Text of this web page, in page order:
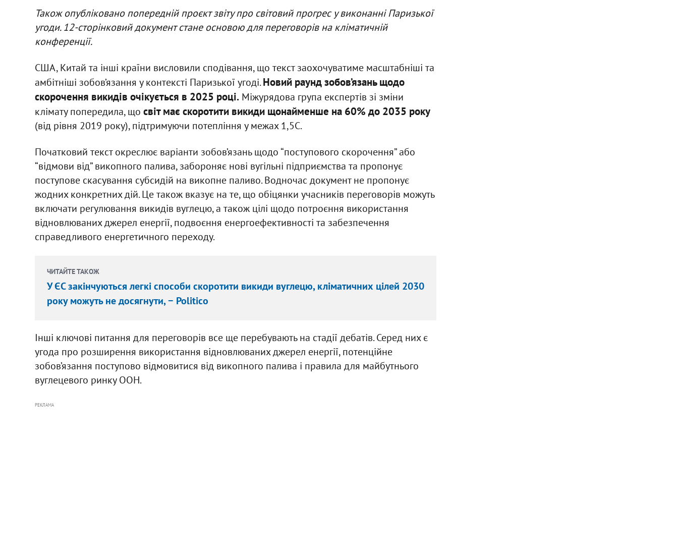
Також опубліковано попередній проєкт звіту про світовий прогрес у виконанні Паризької
угоди. 12-сторінковий документ стане основою для переговорів на кліматичній
конференції.
США, Китай та інші країни висловили сподівання, що текст заохочуватиме масштабніші та
амбітніші зобов’язання у контексті Паризької угоді.Новий раунд зобов’язань щодо
скорочення викидів очікується в 2025 році.Міжурядова група експертів зі зміни
клімату попередила, що світ має скоротити викиди щонайменше на 60% до 2035 року
(від рівня 2019 року), підтримуючи потепління у межах 1,5C.
Початковий текст окреслює варіанти зобов’язань щодо “поступового скорочення” або
“відмови від” викопного палива, забороняє нові вугільні підприємства та пропонує
поступове скасування субсидій на викопне паливо. Водночас документ не пропонує
жодних конкретних дій. Це також вказує на те, що обіцянки учасників переговорів можуть
включати регулювання викидів вуглецю, а також цілі щодо потроєння використання
відновлюваних джерел енергії, подвоєння енергоефективності та забезпечення
справедливого енергетичного переходу.
ЧИТАЙТЕ ТАКОЖ
У ЄС закінчуються легкі способи скоротити викиди вуглецю, кліматичних цілей 2030
року можуть не досягнути, − Politico
Інші ключові питання для переговорів все ще перебувають на стадії дебатів. Серед них є
угода про розширення використання відновлюваних джерел енергії, потенційне
зобов’язання поступово відмовитися від викопного палива і правила для майбутнього
вуглецевого ринку ООН.
РЕКЛАМА